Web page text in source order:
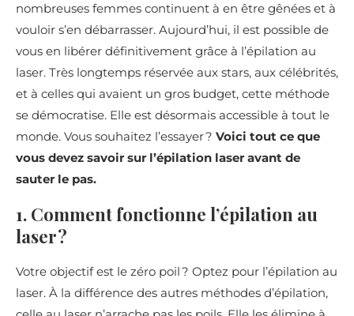
nombreuses femmes continuent à en être gênées et à
vouloir s’en débarrasser. Aujourd’hui, il est possible de
vous en libérer définitivement grâce à l’épilation au
laser. Très longtemps réservée aux stars, aux célébrités,
et à celles qui avaient un gros budget, cette méthode
se démocratise. Elle est désormais accessible à tout le
monde. Vous souhaitez l’essayer ? Voici tout ce que
vous devez savoir sur l’épilation laser avant de
sauter le pas.
1. Comment fonctionne l’épilation au
laser ?
Votre objectif est le zéro poil ? Optez pour l’épilation au
laser. À la différence des autres méthodes d’épilation,